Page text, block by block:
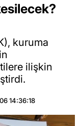
kuruma
ilişkin
14:36:18